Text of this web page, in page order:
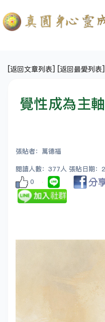
[返回文章列表] [返回最愛列表
覺性成為主
張貼者：萬德福
閱讀人數：377人 張貼日期
0